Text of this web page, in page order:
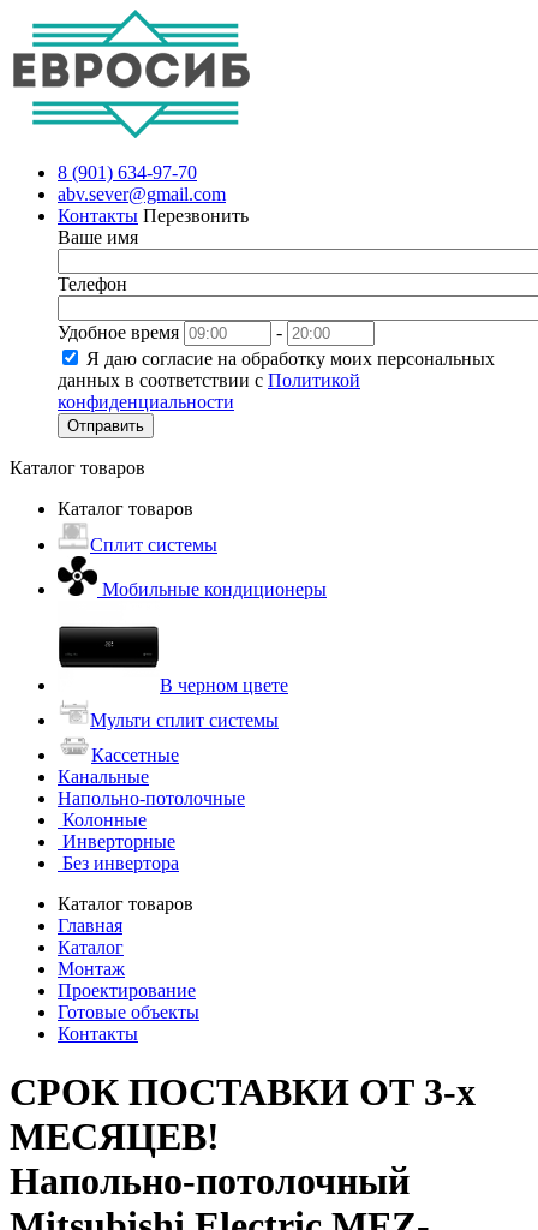
8 (901) 634-97-70
abv.sever@gmail.com
Контакты Перезвонить
Ваше имя
Телефон
Удобное время
-
Я даю согласие на обработку моих персональных
данных в соответствии с Политикой
конфиденциальности
Отправить
Каталог товаров
Каталог товаров
Сплит системы
Мобильные кондиционеры
В черном цвете
Мульти сплит системы
Кассетные
Канальные
Напольно-потолочные
Колонные
Инверторные
Без инвертора
Каталог товаров
Главная
Каталог
Монтаж
Проектирование
Готовые объекты
Контакты
СРОК ПОСТАВКИ ОТ 3-х
МЕСЯЦЕВ!
Напольно-потолочный